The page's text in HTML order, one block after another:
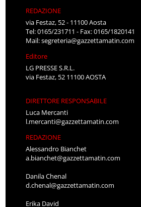
REDAZIONE
via Festaz, 52 - 11100 Aosta
Tel: 0165/231711 - Fax: 0165/1820141
Mail:segreteria@gazzettamatin.com
Editore
LG PRESSE S.R.L.
via Festaz, 52 11100 AOSTA
DIRETTORE RESPONSABILE
Luca Mercanti
l.mercanti@gazzettamatin.com
REDAZIONE
Alessandro Bianchet
a.bianchet@gazzettamatin.com
Danila Chenal
d.chenal@gazzettamatin.com
Erika David